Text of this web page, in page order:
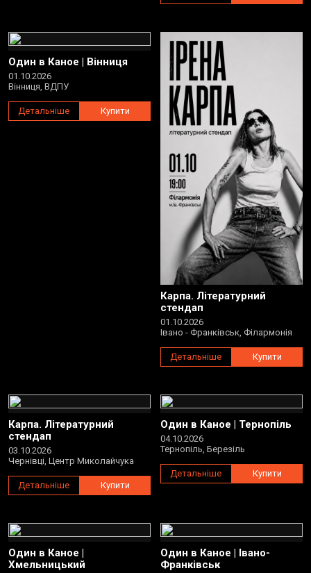
Один в Каное | Вінниця
01.10.2026
Вінниця, ВДПУ
Детальніше Купити
Карпа. Літературний
стендап
01.10.2026
Івано - Франківськ, Філармонія
Детальніше Купити
Карпа. Літературний
стендап
03.10.2026
Чернівці, Центр Миколайчука
Детальніше Купити
Один в Каное | Тернопіль
04.10.2026
Тернопіль, Березіль
Детальніше Купити
Один в Каное |
Хмельницький
Один в Каное | Івано-
Франківськ